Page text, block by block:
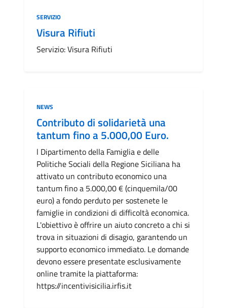
Categoria:
SERVIZIO
Visura Rifiuti
Servizio: Visura Rifiuti
Categoria:
NEWS
Contributo di solidarietà una
tantum fino a 5.000,00 Euro.
l Dipartimento della Famiglia e delle
Politiche Sociali della Regione Siciliana ha
attivato un contributo economico una
tantum fino a 5.000,00 € (cinquemila/00
euro) a fondo perduto per sostenete le
famiglie in condizioni di difficoltà economica.
L'obiettivo è offrire un aiuto concreto a chi si
trova in situazioni di disagio, garantendo un
supporto economico immediato. Le domande
devono essere presentate esclusivamente
online tramite la piattaforma:
https://incentivisicilia.irfis.it